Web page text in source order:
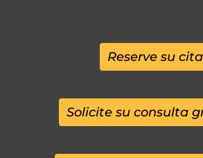
Reserve su cita
Solicite su consulta